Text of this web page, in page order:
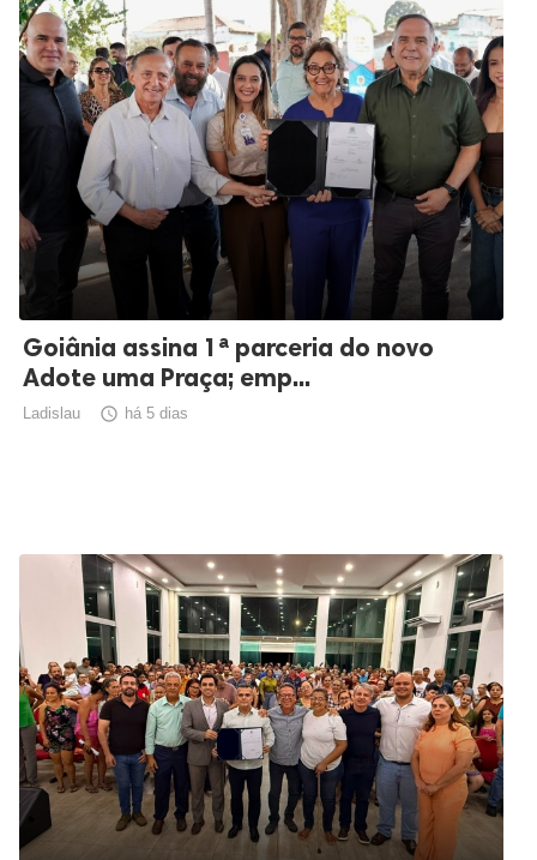
Goiânia assina 1ª parceria do novo
Adote uma Praça; emp...
Ladislau  há 5 dias